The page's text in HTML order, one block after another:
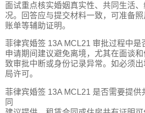
面试重点核实婚姻真实性、共同生活
况。回答应与提交材料一致，可准备
账单等辅助证明。
菲律宾婚签 13A MCL21 审批过程中是
申请期间建议避免离境，尤其在面谈
致审批中断或身份记录异常。如必须
局许可。
菲律宾婚签 13A MCL21 是否需要提供
同